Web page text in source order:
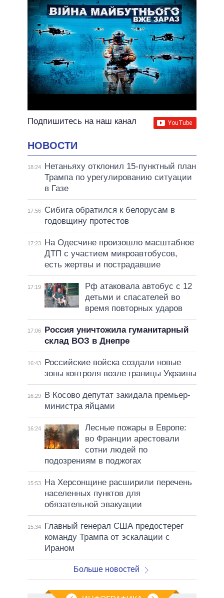
Подпишитесь на наш канал
НОВОСТИ
18:24
Нетаньяху отклонил 15-пунктный план
Трампа по урегулированию ситуации
в Газе
17:56
Сибига обратился к белорусам в
годовщину протестов
17:23
На Одесчине произошло масштабное
ДТП с участием микроавтобусов,
есть жертвы и пострадавшие
17:19
Рф атаковала автобус с 12
детьми и спасателей во
время повторных ударов
17:06
Россия уничтожила гуманитарный
склад ВОЗ в Днепре
16:43
Российские войска создали новые
зоны контроля возле границы Украины
16:29
В Косово депутат закидала премьер-
министра яйцами
16:24
Лесные пожары в Европе:
во Франции арестовали
сотни людей по
подозрениям в поджогах
15:53
На Херсонщине расширили перечень
населенных пунктов для
обязательной эвакуации
15:34
Главный генерал США предостерег
команду Трампа от эскалации с
Ираном
Больше новостей